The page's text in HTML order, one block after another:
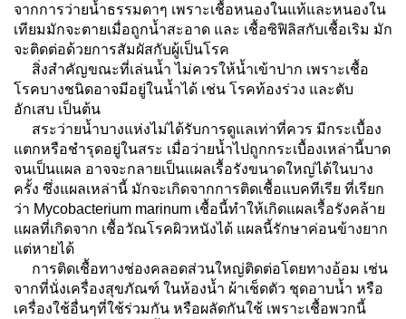
จากการว่ายน้ำธรรมดาๆ เพราะเชื้อหนองในแท้และหนองใน
เทียมมักจะตายเมื่อถูกน้ำสะอาด และ เชื้อซิฟิลิสกับเชื้อเริม มัก
จะติดต่อด้วยการสัมผัสกับผู้เป็นโรค
สิ่งสำคัญขณะที่เล่นน้ำ ไม่ควรให้น้ำเข้าปาก เพราะเชื้อ
โรคบางชนิดอาจมีอยู่ในน้ำได้ เช่น โรคท้องร่วง และตับ
อักเสบ เป็นต้น
สระว่ายน้ำบางแห่งไม่ได้รับการดูแลเท่าที่ควร มีกระเบื้อง
แตกหรือชำรุดอยู่ในสระ เมื่อว่ายน้ำไปถูกกระเบื้องเหล่านี้บาด
จนเป็นแผล อาจจะกลายเป็นแผลเรื้อรังขนาดใหญ่ได้ในบาง
ครั้ง ซึ่งแผลเหล่านี้ มักจะเกิดจากการติดเชื้อแบคทีเรีย ที่เรียก
ว่า Mycobacterium marinum เชื้อนี้ทำให้เกิดแผลเรื้อรังคล้าย
แผลที่เกิดจาก เชื้อวัณโรคผิวหนังได้ แผลนี้รักษาค่อนข้างยาก
แต่หายได้
การติดเชื้อทางช่องคลอดส่วนใหญ่ติดต่อโดยทางอ้อม เช่น
จากที่นั่งเครื่องสุขภัณฑ์ ในห้องน้ำ ผ้าเช็ดตัว ชุดอาบน้ำ หรือ
เครื่องใช้อื่นๆที่ใช้ร่วมกัน หรือผลัดกันใช้ เพราะเชื้อพวกนี้